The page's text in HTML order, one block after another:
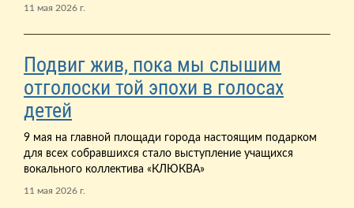
11 мая 2026 г.
Подвиг жив, пока мы слышим
отголоски той эпохи в голосах
детей
9 мая на главной площади города настоящим подарком
для всех собравшихся стало выступление учащихся
вокального коллектива «КЛЮКВА»
11 мая 2026 г.